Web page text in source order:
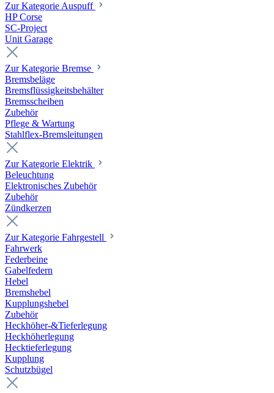
Zur Kategorie Auspuff
HP Corse
SC-Project
Unit Garage
Zur Kategorie Bremse
Bremsbeläge
Bremsflüssigkeitsbehälter
Bremsscheiben
Zubehör
Pflege & Wartung
Stahlflex-Bremsleitungen
Zur Kategorie Elektrik
Beleuchtung
Elektronisches Zubehör
Zubehör
Zündkerzen
Zur Kategorie Fahrgestell
Fahrwerk
Federbeine
Gabelfedern
Hebel
Bremshebel
Kupplungshebel
Zubehör
Heckhöher-&Tieferlegung
Heckhöherlegung
Hecktieferlegung
Kupplung
Schutzbügel